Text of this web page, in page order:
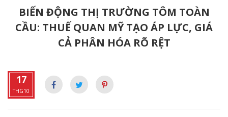
BIẾN ĐỘNG THỊ TRƯỜNG TÔM TOÀN
CẦU: THUẾ QUAN MỸ TẠO ÁP LỰC, GIÁ
CẢ PHÂN HÓA RÕ RỆT
17
THG10